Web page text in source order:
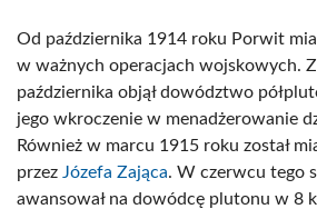
Od października 1914 roku Porwit
w ważnych operacjach wojskowych.
października objął dowództwo
jego wkroczenie w menadżerowanie
Również w marcu 1915 roku został
przez Józefa Zająca. W czerwcu tego
awansował na dowódcę plutonu w 8